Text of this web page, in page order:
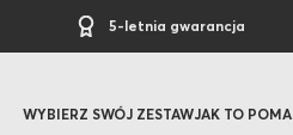
5-letnia gwarancja
WYBIERZ SWÓJ ZESTAWJAK TO